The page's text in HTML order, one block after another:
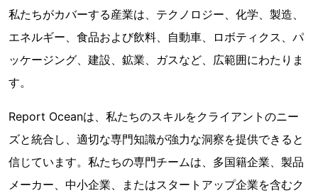
私たちがカバーする産業は、テクノロジー、化学、製造、
エネルギー、食品および飲料、自動車、ロボティクス、パ
ッケージング、建設、鉱業、ガスなど、広範囲にわたりま
す。
Report Oceanは、私たちのスキルをクライアントのニー
ズと統合し、適切な専門知識が強力な洞察を提供できると
信じています。私たちの専門チームは、多国籍企業、製品
メーカー、中小企業、またはスタートアップ企業を含むク